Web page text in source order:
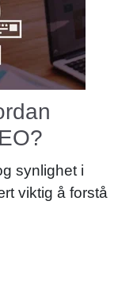
synlighet i
viktig å forstå